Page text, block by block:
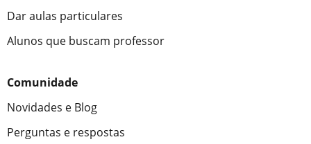
Dar aulas particulares
Alunos que buscam professor
Comunidade
Novidades e Blog
Perguntas e respostas